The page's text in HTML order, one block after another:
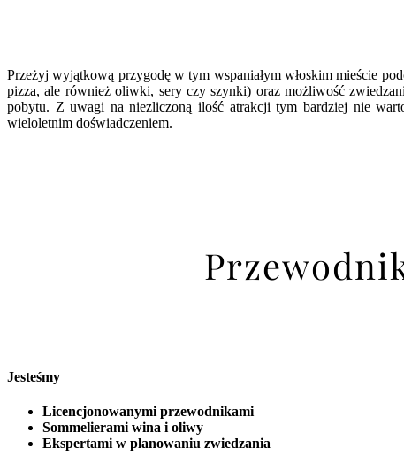
Przeżyj wyjątkową przygodę w tym wspaniałym włoskim mieście
pizza, ale również oliwki, sery czy szynki) oraz możliwość
pobytu. Z uwagi na niezliczoną ilość atrakcji tym bardziej nie
wieloletnim doświadczeniem.
Jesteśmy
Licencjonowanymi przewodnikami
Sommelierami wina i oliwy
Ekspertami w planowaniu zwiedzania